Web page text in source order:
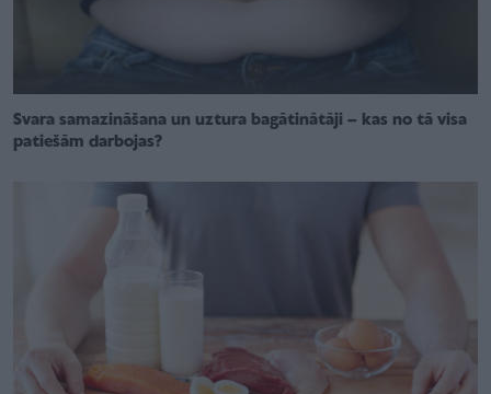
Svara samazināšana un uztura bagātinātāji – kas no tā visa
patiešām darbojas?